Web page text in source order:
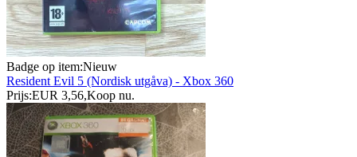
Badge op item:Nieuw
Resident Evil 5 (Nordisk utgåva) - Xbox 360
Prijs:EUR 3,56,Koop nu.